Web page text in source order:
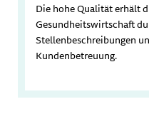
Die hohe Qualität erhält
Gesundheitswirtschaft
Stellenbeschreibungen
Kundenbetreuung.